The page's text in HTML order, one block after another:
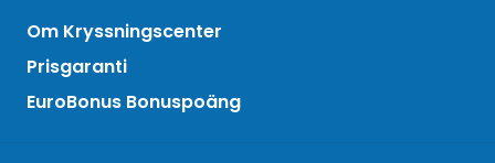
Om Kryssningscenter
Prisgaranti
EuroBonus Bonuspoäng